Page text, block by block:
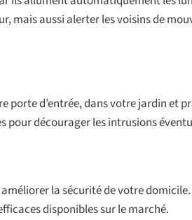
mais aussi alerter les voisins de
porte d’entrée, dans votre jardin et
pour décourager les intrusions
la sécurité de votre domicile.
disponibles sur le marché.